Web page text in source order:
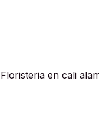
Floristeria en cali